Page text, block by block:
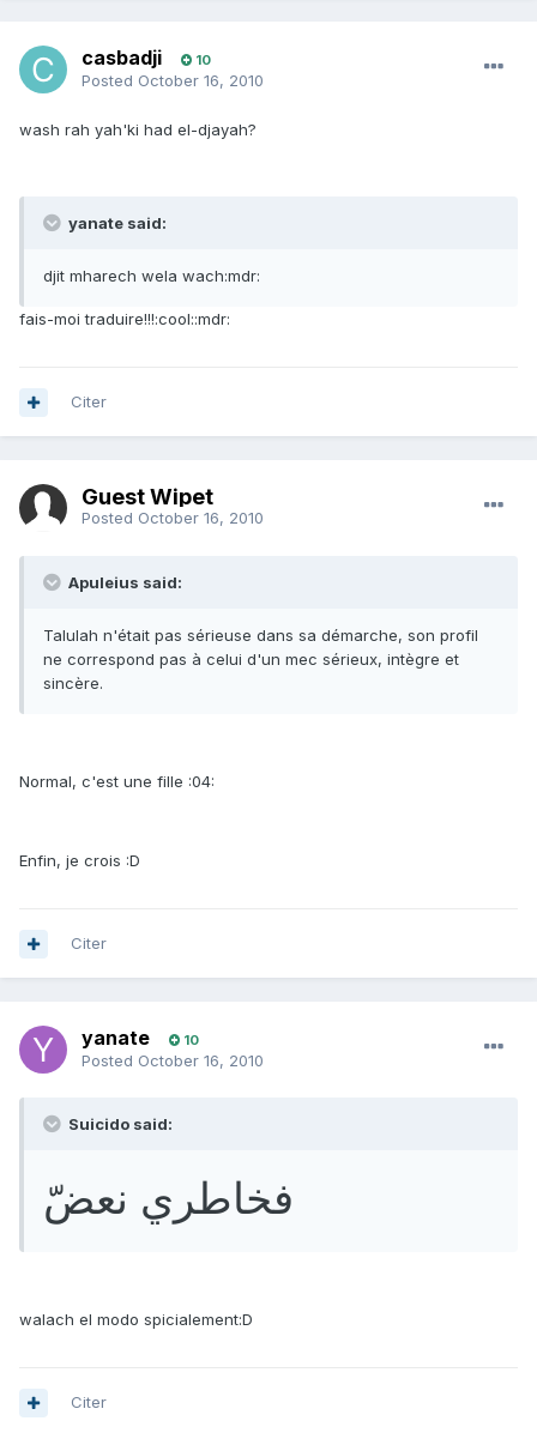
casbadji 10
Posted October 16, 2010
wash rah yah'ki had el-djayah?
yanate said:
djit mharech wela wach:mdr:
fais-moi traduire!!!:cool::mdr:
Citer
Guest Wipet
Posted October 16, 2010
Apuleius said:
Talulah n'était pas sérieuse dans sa démarche, son profil
ne correspond pas à celui d'un mec sérieux, intègre et
sincère.
Normal, c'est une fille :04:
Enfin, je crois :D
Citer
yanate 10
Posted October 16, 2010
Suicido said:
فخاطري نعضّ
walach el modo spicialement:D
Citer